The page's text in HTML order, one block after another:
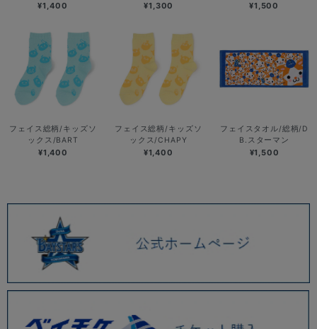
¥1,400 ¥1,300 ¥1,500
フェイス総柄/キッズソ
ックス/BART
¥1,400
フェイス総柄/キッズソ
ックス/CHAPY
¥1,400
フェイスタオル/総柄/D
B.スターマン
¥1,500